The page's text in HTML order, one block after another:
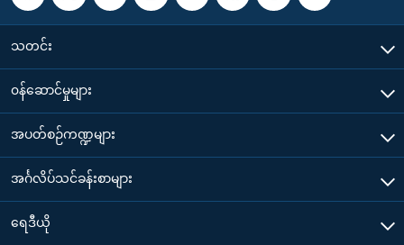
သတင်း
၀န်ဆောင်မှုများ
အပတ်စဉ်ကဏ္ဍများ
အင်္ဂလိပ်သင်ခန်းစာများ
ရေဒီယို